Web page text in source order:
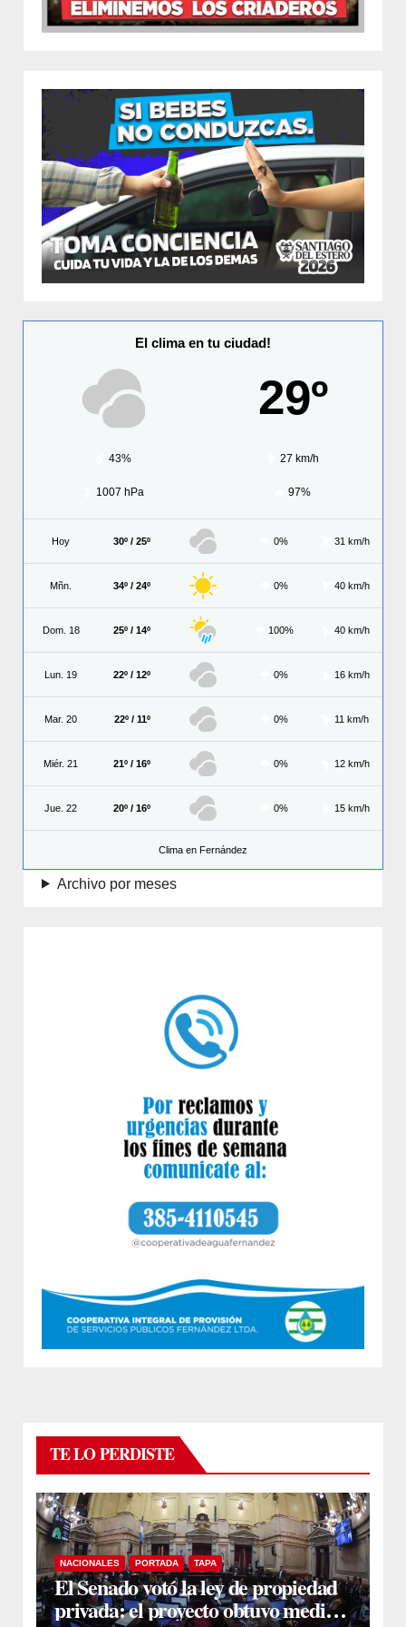
El clima en tu ciudad!
29º
43% 27 km/h
1007 hPa 97%
Hoy 30º / 25º 0% 31 km/h
Mñn. 34º / 24º 0% 40 km/h
Dom. 18 25º / 14º 100% 40 km/h
Lun. 19 22º / 12º 0% 16 km/h
Mar. 20 22º / 11º 0% 11 km/h
Miér. 21 21º / 16º 0% 12 km/h
Jue. 22 20º / 16º 0% 15 km/h
Clima en Fernández
Archivo por meses
TE LO PERDISTE
NACIONALES PORTADA TAPA
El Senado votó la ley de propiedad
privada: el proyecto obtuvo media